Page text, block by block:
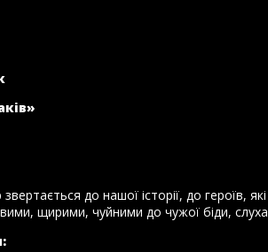
до нашої історії, до героїв,
щирими, чуйними до чужої біди,